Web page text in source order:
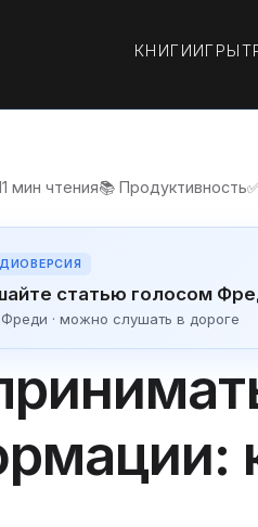
КНИГИИГРЫ
мин чтения📚 Продуктивность
статью голосом
Фреди · можно слушать в дороге